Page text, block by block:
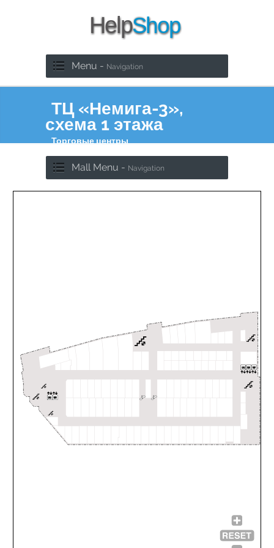
Menu - Navigation
ТЦ «Немига-3»,
схема 1 этажа
Торговые центры
Mall Menu - Navigation